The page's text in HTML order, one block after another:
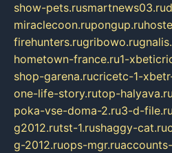
show-pets.rusmartnews03.ru
miraclecoon.rupongup.ru
firehunters.rugribowo.ru
hometown-france.ru1-
shop-garena.rucricetc-1-
one-life-story.rutop-halyava.ru
poka-vse-doma-2.ru3-d-file.ru
g2012.rutst-1.rushaggy-cat.ru
g-2012.ruops-mgr.ru